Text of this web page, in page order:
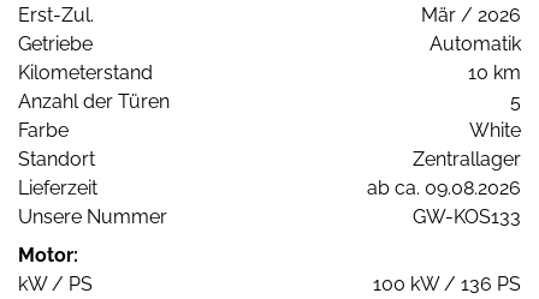
Erst-Zul.
Mär / 2026
Getriebe
Automatik
Kilometerstand
10 km
Anzahl der Türen
5
Farbe
White
Standort
Zentrallager
Lieferzeit
ab ca. 09.08.2026
Unsere Nummer
GW-KOS133
Motor:
kW / PS
100 kW / 136 PS